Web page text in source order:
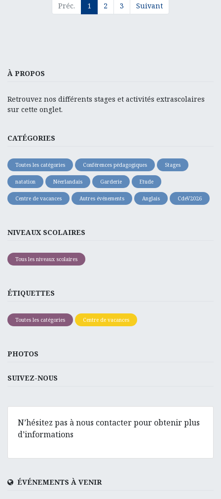
Préc. 1 2 3 Suivant
À PROPOS
Retrouvez nos différents stages et activités extrascolaires
sur cette onglet.
CATÉGORIES
Toutes les catégories Conférences pédagogiques Stages
natation Néerlandais Garderie Etude
Centre de vacances Autres événements Anglais CdeV2026
NIVEAUX SCOLAIRES
Tous les niveaux scolaires
ÉTIQUETTES
Toutes les catégories Centre de vacances
PHOTOS
SUIVEZ-NOUS
N’hésitez pas à nous contacter pour obtenir plus
d’informations
ÉVÉNEMENTS À VENIR